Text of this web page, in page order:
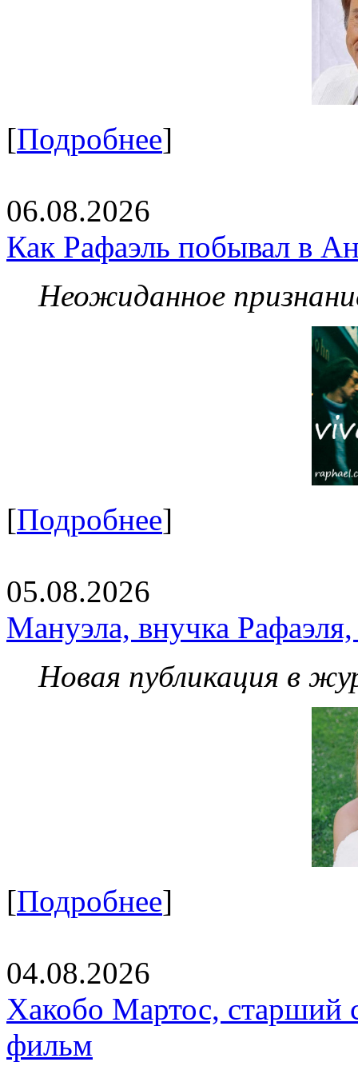
[Подробнее]
06.08.2026
Как Рафаэль побывал в
Неожиданное
[Подробнее]
05.08.2026
Мануэла, внучка
Новая публикация в
[Подробнее]
04.08.2026
Хакобо Мартос, старший
фильм